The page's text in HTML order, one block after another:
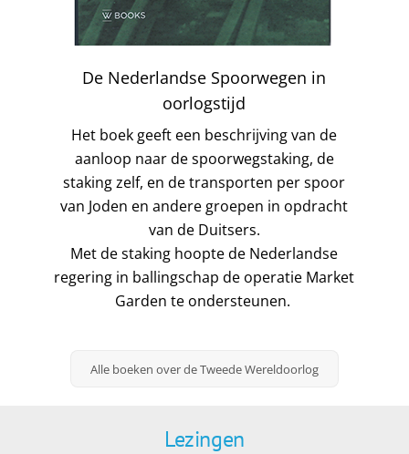
De Nederlandse Spoorwegen in
oorlogstijd
Het boek geeft een beschrijving van de
aanloop naar de spoorwegstaking, de
staking zelf, en de transporten per spoor
van Joden en andere groepen in opdracht
van de Duitsers.
Met de staking hoopte de Nederlandse
regering in ballingschap de operatie Market
Garden te ondersteunen.
Alle boeken over de Tweede Wereldoorlog
Lezingen